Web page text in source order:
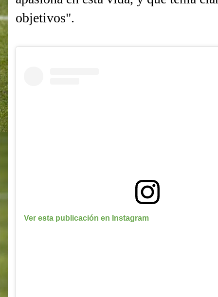
objetivos".
Ver esta publicación en Instagram